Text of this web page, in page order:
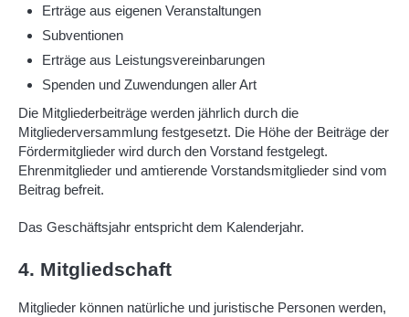
Erträge aus eigenen Veranstaltungen
Subventionen
Erträge aus Leistungsvereinbarungen
Spenden und Zuwendungen aller Art
Die Mitgliederbeiträge werden jährlich durch die
Mitgliederversammlung festgesetzt. Die Höhe der Beiträge der
Fördermitglieder wird durch den Vorstand festgelegt.
Ehrenmitglieder und amtierende Vorstandsmitglieder sind vom
Beitrag befreit.
Das Geschäftsjahr entspricht dem Kalenderjahr.
4. Mitgliedschaft
Mitglieder können natürliche und juristische Personen werden,